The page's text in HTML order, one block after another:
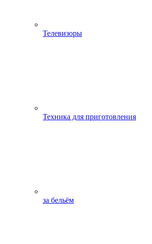
Телевизоры
Техника для приготовления
за бельём